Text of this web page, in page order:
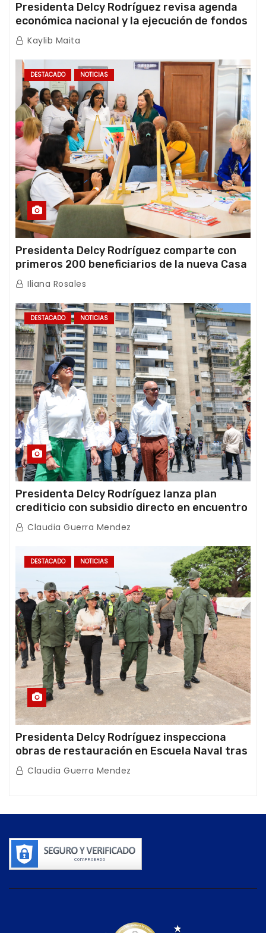
Presidenta Delcy Rodríguez revisa agenda
económica nacional y la ejecución de fondos
de emergencia post-sismos
Kaylib Maita
DESTACADO NOTICIAS
Presidenta Delcy Rodríguez comparte con
primeros 200 beneficiarios de la nueva Casa
de los Abuelos “La Primavera” en Caracas
Iliana Rosales
DESTACADO NOTICIAS
Presidenta Delcy Rodríguez lanza plan
crediticio con subsidio directo en encuentro
con Juntas de Condominio
Claudia Guerra Mendez
DESTACADO NOTICIAS
Presidenta Delcy Rodríguez inspecciona
obras de restauración en Escuela Naval tras
afectaciones sísmicas en La Guaira
Claudia Guerra Mendez